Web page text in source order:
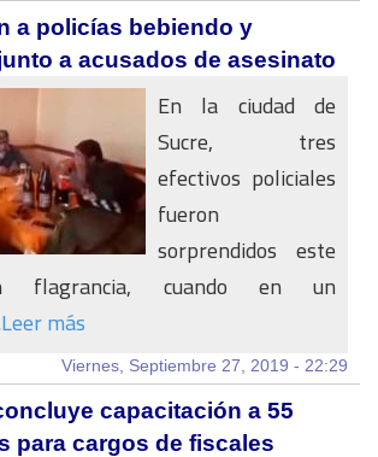
a policías bebiendo y
a acusados de asesinato
En la ciudad de
Sucre, tres
efectivos policiales
fueron
sorprendidos este
flagrancia, cuando en un
Leer más
Viernes, Septiembre 27, 2019 - 22:29
capacitación a 55
para cargos de fiscales